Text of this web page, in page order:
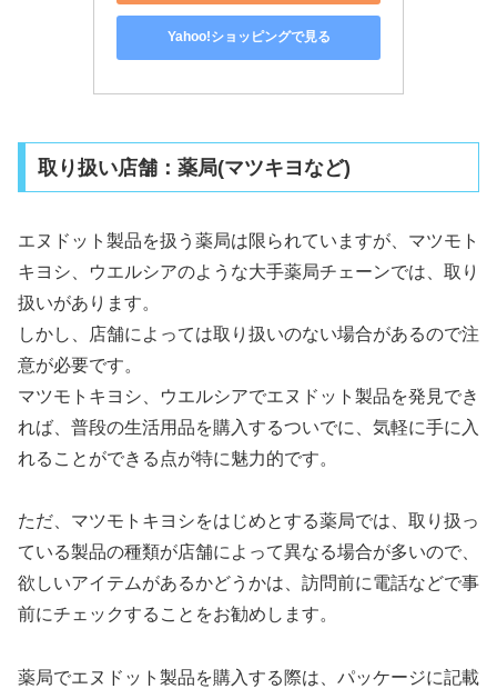
Yahoo!ショッピングで見る
取り扱い店舗：薬局(マツキヨなど)
エヌドット製品を扱う薬局は限られていますが、マツモト
キヨシ、ウエルシアのような大手薬局チェーンでは、取り
扱いがあります。
しかし、店舗によっては取り扱いのない場合があるので注
意が必要です。
マツモトキヨシ、ウエルシアでエヌドット製品を発見でき
れば、普段の生活用品を購入するついでに、気軽に手に入
れることができる点が特に魅力的です。
ただ、マツモトキヨシをはじめとする薬局では、取り扱っ
ている製品の種類が店舗によって異なる場合が多いので、
欲しいアイテムがあるかどうかは、訪問前に電話などで事
前にチェックすることをお勧めします。
薬局でエヌドット製品を購入する際は、パッケージに記載